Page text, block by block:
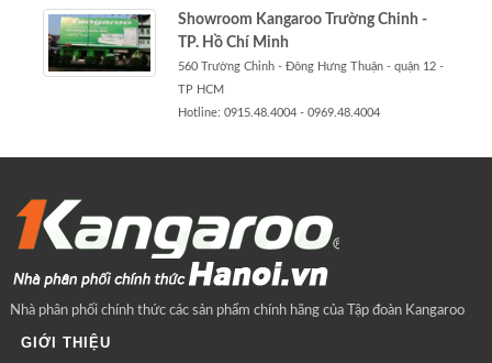
Showroom Kangaroo Trường Chinh -
TP. Hồ Chí Minh
560 Trường Chinh - Đông Hưng Thuận - quận 12 -
TP HCM
Hotline: 0915.48.4004 - 0969.48.4004
Nhà phân phối chính thức các sản phẩm chính hãng của Tập đoàn Kangaroo
GIỚI THIỆU